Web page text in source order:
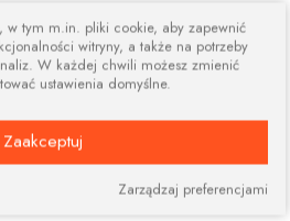
w tym m.in. pliki cookie, aby zapewnić
witryny, a także na potrzeby
W każdej chwili możesz zmienić
ustawienia domyślne.
Zaakceptuj
Zarządzaj preferencjami